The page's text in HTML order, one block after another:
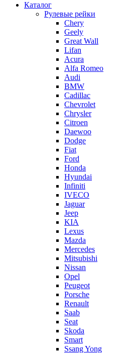
Каталог
Рулевые рейки
Chery
Geely
Great Wall
Lifan
Acura
Alfa Romeo
Audi
BMW
Cadillac
Chevrolet
Chrysler
Citroen
Daewoo
Dodge
Fiat
Ford
Honda
Hyundai
Infiniti
IVECO
Jaguar
Jeep
KIA
Lexus
Mazda
Mercedes
Mitsubishi
Nissan
Opel
Peugeot
Porsche
Renault
Saab
Seat
Skoda
Smart
Ssang Yong